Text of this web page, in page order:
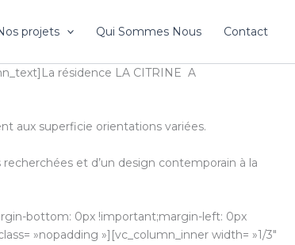
projets Qui Sommes Nous Contact
résidence LA CITRINE A
aux superficie orientations variées.
et d’un design contemporain à la
bottom: 0px !important;margin-left: 0px
»nopadding »][vc_column_inner width= »1/3″